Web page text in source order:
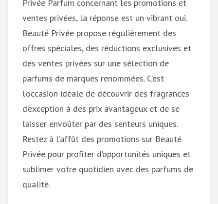
Privée Parfum concernant les promotions et
ventes privées, la réponse est un vibrant oui.
Beauté Privée propose régulièrement des
offres spéciales, des réductions exclusives et
des ventes privées sur une sélection de
parfums de marques renommées. C’est
l’occasion idéale de découvrir des fragrances
d’exception à des prix avantageux et de se
laisser envoûter par des senteurs uniques.
Restez à l’affût des promotions sur Beauté
Privée pour profiter d’opportunités uniques et
sublimer votre quotidien avec des parfums de
qualité.